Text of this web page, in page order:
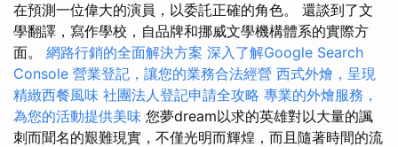
在預測一位偉大的演員，以委託正確的角色。 還談到了文
學翻譯，寫作學校，自品牌和挪威文學機構體系的實際方
面。 網路行銷的全面解決方案 深入了解Google Search
Console 營業登記，讓您的業務合法經營 西式外燴，呈現
精緻西餐風味 社團法人登記申請全攻略 專業的外燴服務，
為您的活動提供美味 您夢dream以求的英雄對以大量的諷
刺而聞名的艱難現實，不僅光明而輝煌，而且隨著時間的流